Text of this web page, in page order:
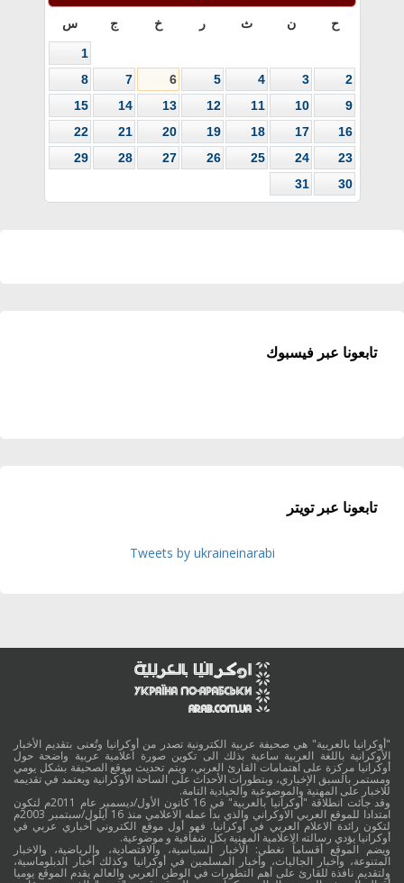
ح ن ث ر خ ج س
1
2
3
4
5
6
7
8
9
10
11
12
13
14
15
16
17
18
19
20
21
22
23
24
25
26
27
28
29
30
31
تابعونا عبر فيسبوك
تابعونا عبر تويتر
Tweets by ukraineinarabi
"أوكرانيا بالعربية" هي صحيفة عربية الكترونية تصدر من أوكرانيا وتُعنى بتقديم الأخبار
الأوكرانية باللغة العربية ساعية بذلك الى تكوين صورة اعلامية عربية واضحة حول
أوكرانيا مركزة على اهتمامات القارئ العربي، ويتم تحديث موقع الصحيفة بشكل يومي
ومستمر بالسبق الإخباري، وبتطورات الأحداث على الساحة الأوكرانية ويعتمد في تقديمه
للاخبار على المهنية والموضوعية والحيادية التامة.
وقد جائت انطلاقة "أوكرانيا بالعربية" في 16 كانون الأول/ديسمبر عام 2011م لتكون
امتدادا للموقع العربي الاوكراني والذي بدأ عمله الاعلامي منذ 16 أيلول/سبتمبر 2003م
لتكون رائدة الاعلام العربي في أوكرانيا. فهو أول موقع الكتروني أخباري عربي في
أوكرانيا يؤدي رسالته الاعلامية المهنية بكل شفافية و موضوعية.
ويضم الموقع أقساماً تغطي: الأخبار السياسية، والاقتصادية، والرياضية، والاخبار
المتنوعة، وأخبار الجاليات، وأخبار المسلمين في أوكرانيا وكذلك أخبار الدبلوماسية،
ولتقديم نافذة للقارئ على أهم التطورات في الوطن العربي والعالم يقدم الموقع يوميا